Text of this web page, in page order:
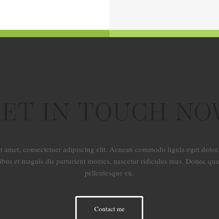
consectetuer adipiscing elit. Aenean commodo ligula eget
et magnis dis parturient montes, nascetur ridiculus mus. Donec
pellentesque eu.
Contact me